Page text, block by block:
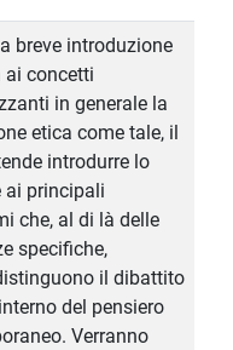
breve introduzione
ai concetti
in generale la
etica come tale, il
introdurre lo
ai principali
che, al di là delle
specifiche,
il dibattito
del pensiero
Verranno